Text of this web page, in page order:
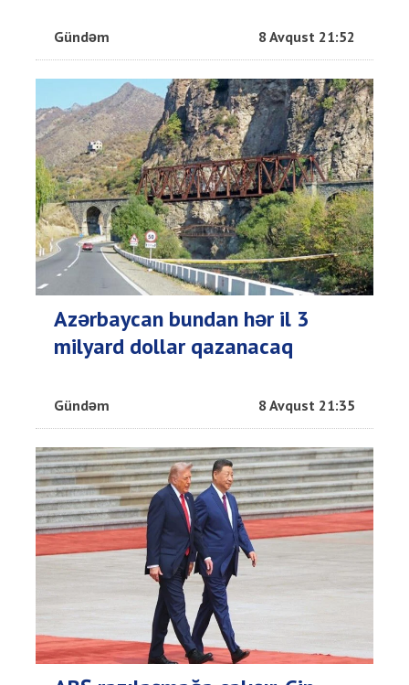
Gündəm 8 Avqust 21:52
Azərbaycan bundan hər il 3
milyard dollar qazanacaq
Gündəm 8 Avqust 21:35